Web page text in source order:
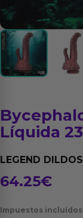
Líquida
LEGEND DILDOS
64.25€
Impuestos incluídos